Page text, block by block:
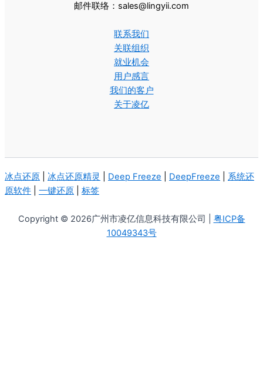
邮件联络：sales@lingyii.com
联系我们
关联组织
就业机会
用户感言
我们的客户
关于凌亿
冰点还原 冰点还原精灵 Deep Freeze DeepFreeze
系统还
原软件
一键还原 标签
Copyright © 2026广州市凌亿信息科技有限公司 | 粤ICP备
10049343号